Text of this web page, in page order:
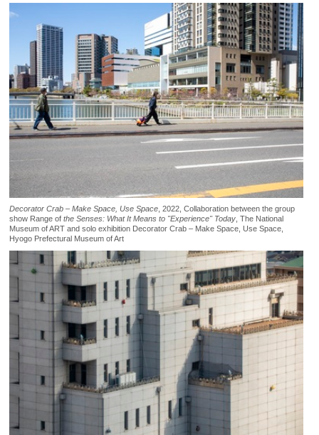
Decorator Crab – Make Space, Use Space , 2022, Collaboration between the group
show Range ofthe Senses: What It Means to "Experience" Today , The National
Museum of ART and solo exhibition Decorator Crab – Make Space, Use Space,
Hyogo Prefectural Museum of Art